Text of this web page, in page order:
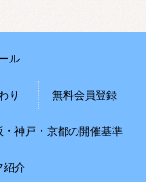
ル
り 無料会員登録
神戸・京都の開催基準
紹介